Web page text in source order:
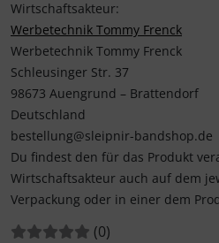
Wirtschaftsakteur:
Werbetechnik Tommy Frenck
Werbetechnik Tommy Frenck
Schleusinger Str. 37
98673 Auengrund – Brattendorf
Deutschland
bestellung@sleipnir-bandshop.de
Du findest den für das Produkt
Wirtschaftsakteur auch auf dem
Verpackung oder in einer dem
Bewertungen:
(0Bewertungen
)